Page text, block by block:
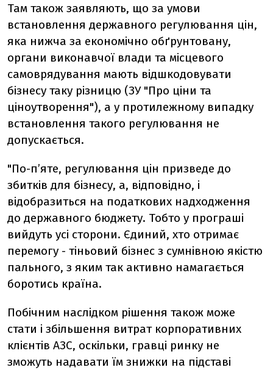
Там також заявляють, що за умови
встановлення державного регулювання цін,
яка нижча за економічно обґрунтовану,
органи виконавчої влади та місцевого
самоврядування мають відшкодовувати
бізнесу таку різницю (ЗУ "Про ціни та
ціноутворення"), а у протилежному випадку
встановлення такого регулювання не
допускається.
"По-п’яте, регулювання цін призведе до
збитків для бізнесу, а, відповідно, і
відобразиться на податкових надходження
до державного бюджету. Тобто у програші
вийдуть усі сторони. Єдиний, хто отримає
перемогу - тіньовий бізнес з сумнівною якістю
пального, з яким так активно намагається
боротись країна.
Побічним наслідком рішення також може
стати і збільшення витрат корпоративних
клієнтів АЗС, оскільки, гравці ринку не
зможуть надавати їм знижки на підставі